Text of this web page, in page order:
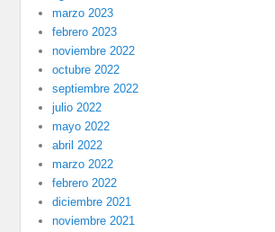
marzo 2023
febrero 2023
noviembre 2022
octubre 2022
septiembre 2022
julio 2022
mayo 2022
abril 2022
marzo 2022
febrero 2022
diciembre 2021
noviembre 2021